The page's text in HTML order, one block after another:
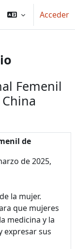
Acceder
Femenil
de
de 2025,
la mujer.
que mujeres
medicina y la
expresar sus